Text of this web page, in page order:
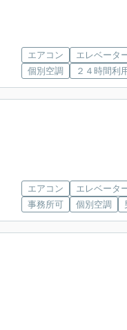
エアコン エレベータ
個別空調
２４時間利
エアコン エレベータ
事務所可
個別空調